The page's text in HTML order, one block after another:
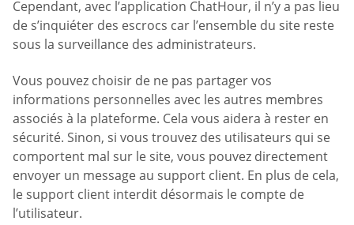
Cependant, avec l’application ChatHour, il n’y a pas lieu
de s’inquiéter des escrocs car l’ensemble du site reste
sous la surveillance des administrateurs.
Vous pouvez choisir de ne pas partager vos
informations personnelles avec les autres membres
associés à la plateforme. Cela vous aidera à rester en
sécurité. Sinon, si vous trouvez des utilisateurs qui se
comportent mal sur le site, vous pouvez directement
envoyer un message au support client. En plus de cela,
le support client interdit désormais le compte de
l’utilisateur.